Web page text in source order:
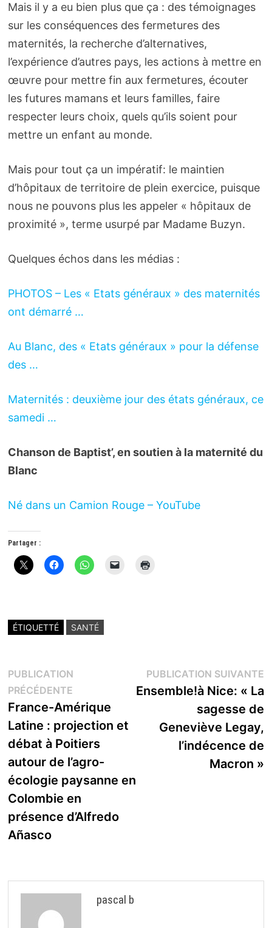
Mais il y a eu bien plus que ça : des témoignages
sur les conséquences des fermetures des
maternités, la recherche d’alternatives,
l’expérience d’autres pays, les actions à mettre en
œuvre pour mettre fin aux fermetures, écouter
les futures mamans et leurs familles, faire
respecter leurs choix, quels qu’ils soient pour
mettre un enfant au monde.
Mais pour tout ça un impératif: le maintien
d’hôpitaux de territoire de plein exercice, puisque
nous ne pouvons plus les appeler « hôpitaux de
proximité », terme usurpé par Madame Buzyn.
Quelques échos dans les médias :
PHOTOS – Les « Etats généraux » des maternités
ont démarré …
Au Blanc, des « Etats généraux » pour la défense
des …
Maternités : deuxième jour des états généraux, ce
samedi …
Chanson de Baptist’, en soutien à la maternité du
Blanc
Né dans un Camion Rouge – YouTube
Partager :
ÉTIQUETTÉ SANTÉ
Navigation
de
l’article
PUBLICATION
PRÉCÉDENTEPublication
précédente :
France-Amérique
Latine : projection et
débat à Poitiers
autour de l’agro-
écologie paysanne en
Colombie en
présence d’Alfredo
Añasco
PUBLICATION SUIVANTE
Ensemble!à Nice: « La
sagesse de
Geneviève Legay,
l’indécence de
Macron »
pascal b